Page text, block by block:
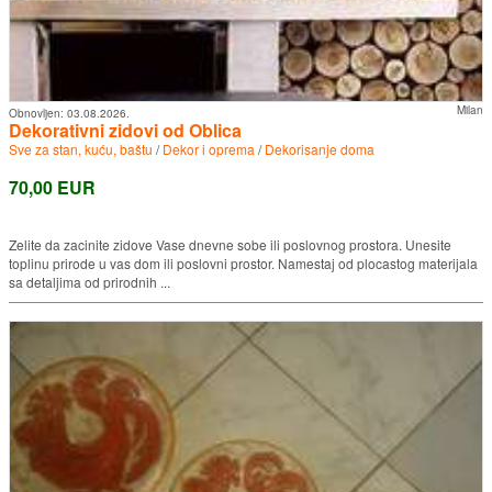
Milan
Obnovljen: 03.08.2026.
Dekorativni zidovi od Oblica
Sve za stan, kuću, baštu /Dekor i oprema /Dekorisanje doma
70,00 EUR
Zelite da zacinite zidove Vase dnevne sobe ili poslovnog prostora. Unesite
toplinu prirode u vas dom ili poslovni prostor. Namestaj od plocastog materijala
sa detaljima od prirodnih ...